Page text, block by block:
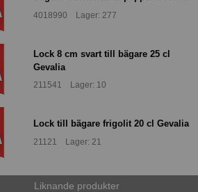
4018990 Lager: 277
Lock 8 cm svart till bägare 25 cl
Gevalia
211541 Lager: 10
Lock till bägare frigolit 20 cl Gevalia
21121 Lager: 21
Liknande produkter